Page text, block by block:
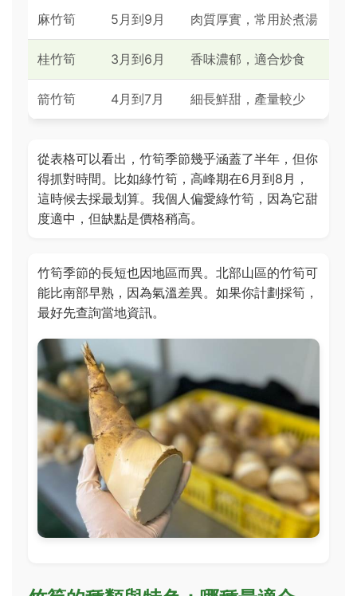
麻竹筍 5月到9月 肉質厚實，常用於煮湯
桂竹筍 3月到6月 香味濃郁，適合炒食
箭竹筍 4月到7月 細長鮮甜，產量較少
從表格可以看出，竹筍季節幾乎涵蓋了半年，但你
得抓對時間。比如綠竹筍，高峰期在6月到8月，
這時候去採最划算。我個人偏愛綠竹筍，因為它甜
度適中，但缺點是價格稍高。
竹筍季節的長短也因地區而異。北部山區的竹筍可
能比南部早熟，因為氣溫差異。如果你計劃採筍，
最好先查詢當地資訊。